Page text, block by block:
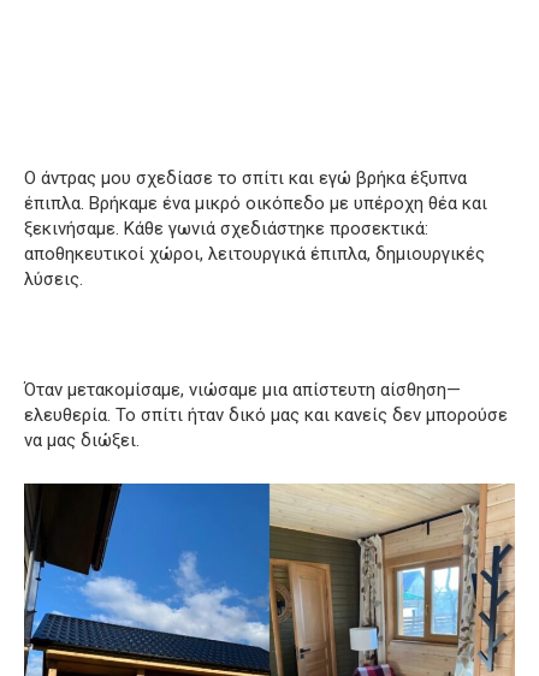
Ο άντρας μου σχεδίασε το σπίτι και εγώ βρήκα έξυπνα
έπιπλα. Βρήκαμε ένα μικρό οικόπεδο με υπέροχη θέα και
ξεκινήσαμε. Κάθε γωνιά σχεδιάστηκε προσεκτικά:
αποθηκευτικοί χώροι, λειτουργικά έπιπλα, δημιουργικές
λύσεις.
Όταν μετακομίσαμε, νιώσαμε μια απίστευτη αίσθηση—
ελευθερία. Το σπίτι ήταν δικό μας και κανείς δεν μπορούσε
να μας διώξει.